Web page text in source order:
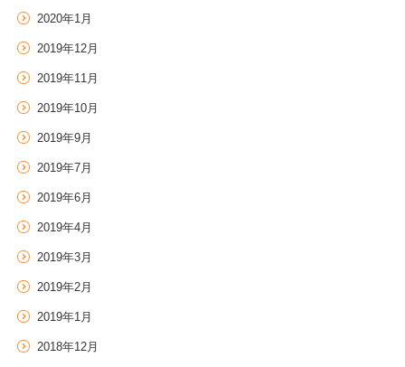
2020年1月
2019年12月
2019年11月
2019年10月
2019年9月
2019年7月
2019年6月
2019年4月
2019年3月
2019年2月
2019年1月
2018年12月